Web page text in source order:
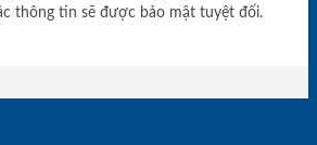
thông tin sẽ được bảo mật tuyệt đối.